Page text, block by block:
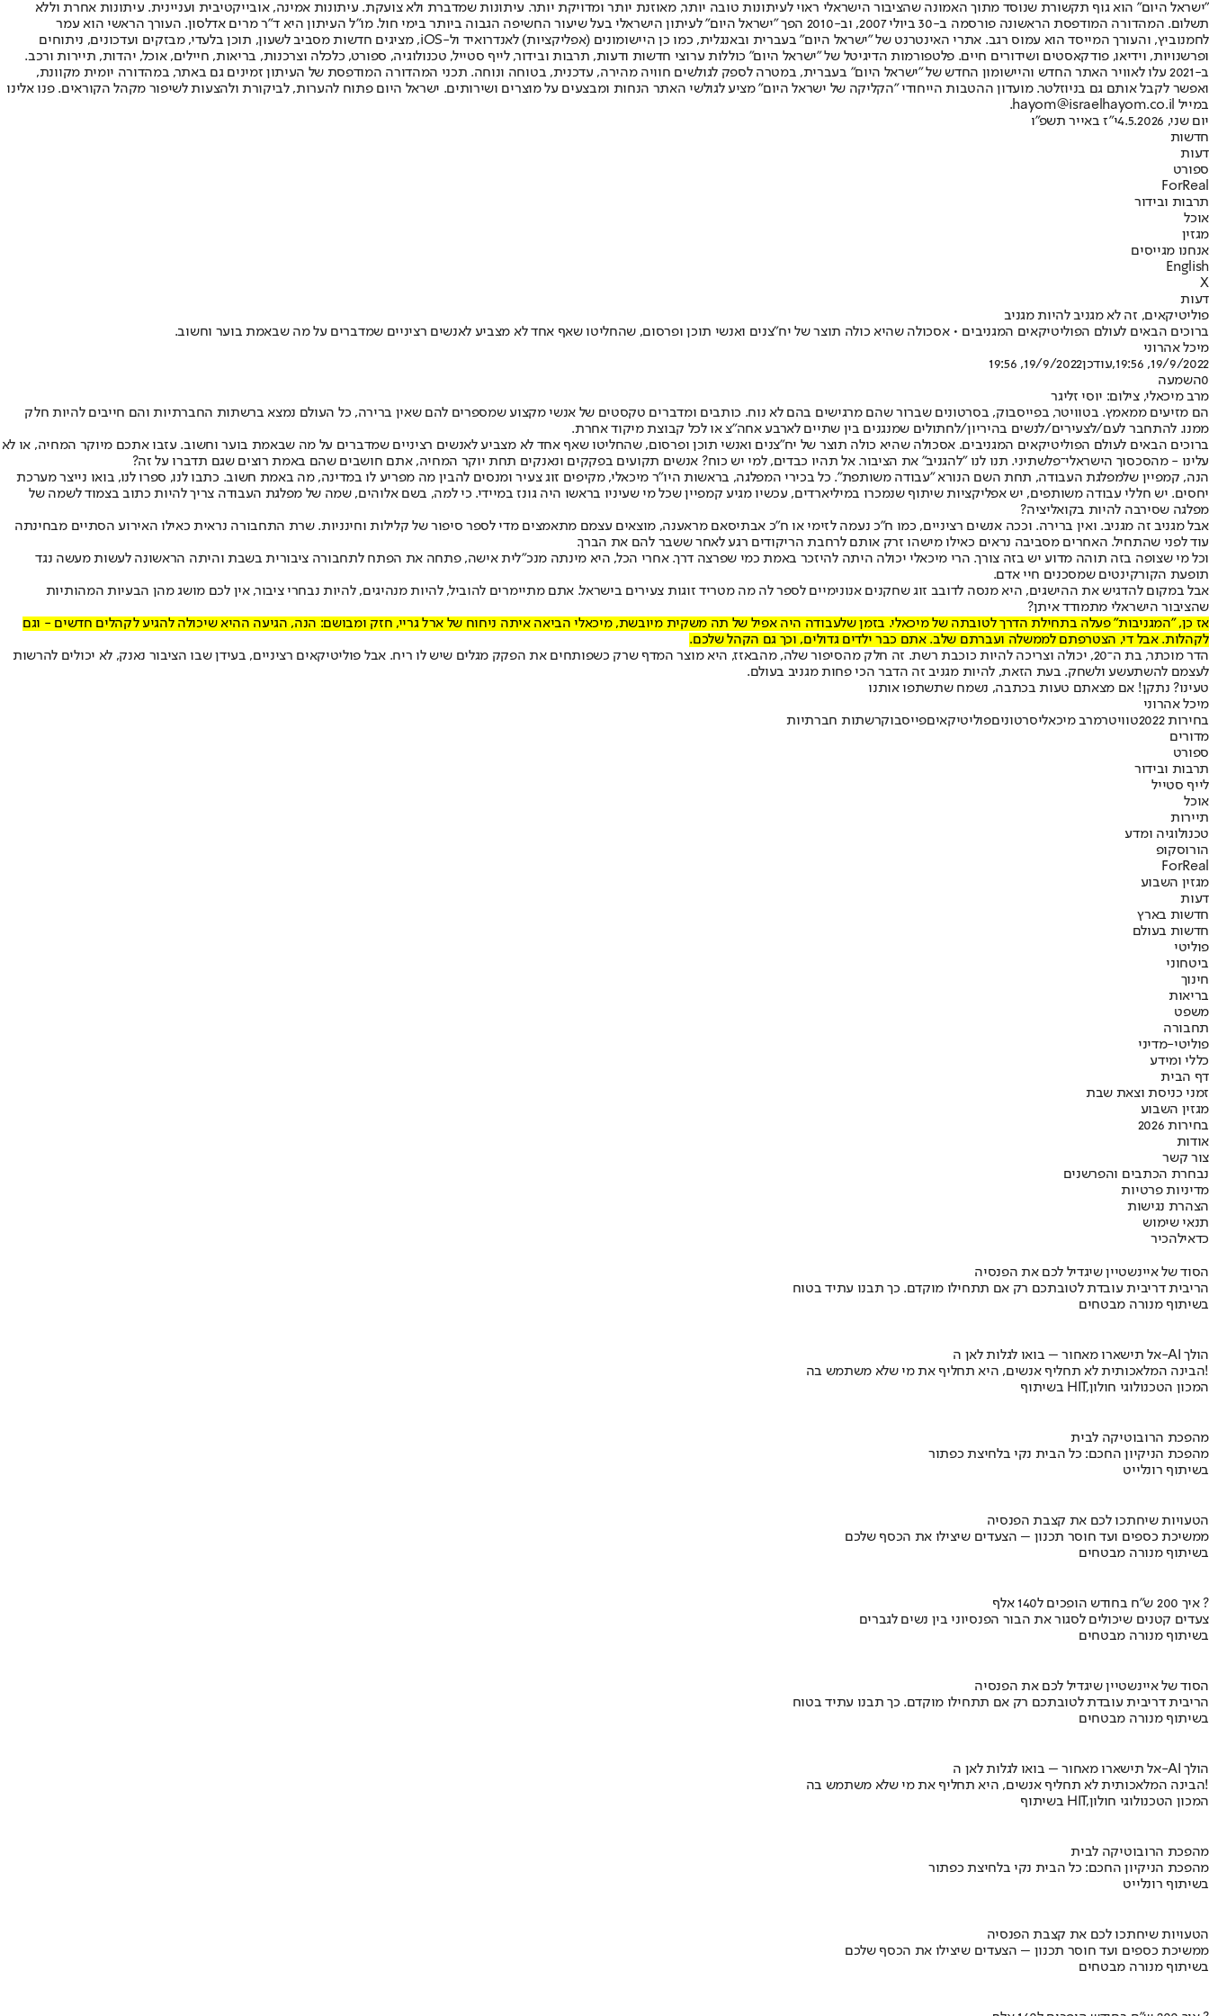
"ישראל היום" הוא גוף תקשורת שנוסד מתוך האמונה שהציבור הישראלי ראוי לעיתונות טובה יותר, מאוזנת יותר ומדויקת יותר. עיתונות שמדברת ולא צועקת. עיתונות אמינה, אובייקטיבית ועניינית. עיתונות אחרת וללא
תשלום. המהדורה המודפסת הראשונה פורסמה ב-30 ביולי 2007, וב-2010 הפך "ישראל היום" לעיתון הישראלי בעל שיעור החשיפה הגבוה ביותר בימי חול. מו"ל העיתון היא ד"ר מרים אדלסון. העורך הראשי הוא עמר
לחמנוביץ, והעורך המייסד הוא עמוס רגב. אתרי האינטרנט של "ישראל היום" בעברית ובאנגלית, כמו כן היישומונים (אפליקציות) לאנדרואיד ול-iOS, מציגים חדשות מסביב לשעון, תוכן בלעדי, מבזקים ועדכונים, ניתוחים
ופרשנויות, וידיאו, פודקאסטים ושידורים חיים. פלטפורמות הדיגיטל של "ישראל היום" כוללות ערוצי חדשות ודעות, תרבות ובידור, לייף סטייל, טכנולוגיה, ספורט, כלכלה וצרכנות, בריאות, חיילים, אוכל, יהדות, תיירות ורכב.
ב-2021 עלו לאוויר האתר החדש והיישומון החדש של "ישראל היום" בעברית, במטרה לספק לגולשים חוויה מהירה, עדכנית, בטוחה ונוחה. תכני המהדורה המודפסת של העיתון זמינים גם באתר, במהדורה יומית מקוונת,
ואפשר לקבל אותם גם בניוזלטר. מועדון ההטבות הייחודי "הקליקה של ישראל היום" מציע לגולשי האתר הנחות ומבצעים על מוצרים ושירותים. ישראל היום פתוח להערות, לביקורת ולהצעות לשיפור מקהל הקוראים. פנו אלינו
במייל hayom@israelhayom.co.il.
יום שני, 4.5.2026
י"ז באייר תשפ"ו
חדשות
דעות
ספורט
ForReal
תרבות ובידור
אוכל
מגזין
אנחנו מגייסים
English
X
דעות
פוליטיקאים, זה לא מגניב להיות מגניב
ברוכים הבאים לעולם הפוליטיקאים המגניבים • אסכולה שהיא כולה תוצר של יח"צנים ואנשי תוכן ופרסום, שהחליטו שאף אחד לא מצביע לאנשים רציניים שמדברים על מה שבאמת בוער וחשוב.
מיכל אהרוני
19/9/2022, 19:56
,עודכן19/9/2022, 19:56
0השמעה
מרב מיכאלי, צילום: יוסי זליגר
הם מזיעים ממאמץ. בטוויטר, בפייסבוק, בסרטונים שברור שהם מרגישים בהם לא נוח. כותבים ומדברים טקסטים של אנשי מקצוע שמספרים להם שאין ברירה, כל העולם נמצא ברשתות החברתיות והם חייבים להיות חלק
ממנו. להתחבר לעם/לצעירים/לנשים בהיריון/לחתולים שמנגנים בין שתיים לארבע אחה"צ או לכל קבוצת מיקוד אחרת.
ברוכים הבאים לעולם הפוליטיקאים המגניבים. אסכולה שהיא כולה תוצר של יח"צנים ואנשי תוכן ופרסום, שהחליטו שאף אחד לא מצביע לאנשים רציניים שמדברים על מה שבאמת בוער וחשוב. עזבו אתכם מיוקר המחיה, או לא
עלינו - מהסכסוך הישראלי־פלשתיני. תנו לנו "להגניב" את הציבור. אל תהיו כבדים, למי יש כוח? אנשים תקועים בפקקים ונאנקים תחת יוקר המחיה, אתם חושבים שהם באמת רוצים שגם תדברו על זה?
הנה, קמפיין שלמפלגת העבודה, תחת השם הנורא "עבודה משותפת". כל בכירי המפלגה, בראשות היו"ר מיכאלי, מקיפים זוג צעיר ומנסים להבין מה מפריע לו במדינה, מה באמת חשוב. כתבו לנו, ספרו לנו, בואו נייצר מערכת
יחסים. יש חללי עבודה משותפים, יש אפליקציות שיתוף שנמכרו במיליארדים, עכשיו מגיע קמפיין שכל מי שעיניו בראשו היה גונז במיידי. כי למה, בשם אלוהים, שמה של מפלגת העבודה צריך להיות כתוב בצמוד לשמה של
מפלגה שסירבה להיות בקואליציה?
אבל מגניב זה מגניב. ואין ברירה. וככה אנשים רציניים, כמו ח"כ נעמה לזימי או ח"כ אבתיסאם מראענה, מוצאים עצמם מתאמצים מדי לספר סיפור של קלילות וחינניות. שרת התחבורה נראית כאילו האירוע הסתיים מבחינתה
עוד לפני שהתחיל. האחרים מסביבה נראים כאילו מישהו זרק אותם לרחבת הריקודים רגע לאחר ששבר להם את הברך.
וכל מי שצופה בזה תוהה מדוע יש בזה צורך. הרי מיכאלי יכולה היתה להיזכר באמת כמי שפרצה דרך. אחרי הכל, היא מינתה מנכ"לית אישה, פתחה את הפתח לתחבורה ציבורית בשבת והיתה הראשונה לעשות מעשה נגד
תופעת הקורקינטים שמסכנים חיי אדם.
אבל במקום להדגיש את ההישגים, היא מנסה לדובב זוג שחקנים אנונימיים לספר לה מה מטריד זוגות צעירים בישראל. אתם מתיימרים להוביל, להיות מנהיגים, להיות נבחרי ציבור, אין לכם מושג מהן הבעיות המהותיות
שהציבור הישראלי מתמודד איתן?
אז כן, "המגניבות" פעלה בתחילת הדרך לטובתה של מיכאלי. בזמן שלעבודה היה אפיל של תה משקית מיובשת, מיכאלי הביאה איתה ניחוח של ארל גריי, חזק ומבושם: הנה, הגיעה ההיא שיכולה להגיע לקהלים חדשים - וגם
לקהלות. אבל די, הצטרפתם לממשלה ועברתם שלב. אתם כבר ילדים גדולים, וכך גם הקהל שלכם.
הדר מוכתר
, בת ה־20, יכולה וצריכה להיות כוכבת רשת. זה חלק מהסיפור שלה, מהבאזז, היא מוצר המדף שרק כשפותחים את הפקק מגלים שיש לו ריח. אבל פוליטיקאים רציניים, בעידן שבו הציבור נאנק, לא יכולים להרשות
לעצמם להשתעשע ולשחק. בעת הזאת, להיות מגניב זה הדבר הכי פחות מגניב בעולם.
טעינו? נתקן! אם מצאתם טעות בכתבה, נשמח שתשתפו אותנו
מיכל אהרוני
בחירות 2022
טוויטרמרב מיכאליסרטוניםפוליטיקאיםפייסבוקרשתות חברתיות
מדורים
ספורט
תרבות ובידור
לייף סטייל
אוכל
תיירות
טכנולוגיה ומדע
הורוסקופ
ForReal
מגזין השבוע
דעות
חדשות בארץ
חדשות בעולם
פוליטי
ביטחוני
חינוך
בריאות
משפט
תחבורה
פוליטי-מדיני
כללי ומידע
דף הבית
זמני כניסת וצאת שבת
מגזין השבוע
בחירות 2026
אודות
צור קשר
נבחרת הכתבים והפרשנים
מדיניות פרטיות
הצהרת נגישות
תנאי שימוש
כדאילהכיר
הסוד של איינשטיין שיגדיל לכם את הפנסיה
הריבית דריבית עובדת לטובתכם רק אם תתחילו מוקדם. כך תבנו עתיד בטוח
בשיתוף מנורה מבטחים
אל תישארו מאחור – בואו לגלות לאן ה-AI הולך
הבינה המלאכותית לא תחליף אנשים, היא תחליף את מי שלא משתמש בה!
בשיתוף HIT,המכון הטכנולוגי חולון
מהפכת הרובוטיקה לבית
מהפכת הניקיון החכם: כל הבית נקי בלחיצת כפתור
בשיתוף רונלייט
הטעויות שיחתכו לכם את קצבת הפנסיה
ממשיכת כספים ועד חוסר תכנון – הצעדים שיצילו את הכסף שלכם
בשיתוף מנורה מבטחים
איך 200 ש"ח בחודש הופכים ל140 אלף ?
צעדים קטנים שיכולים לסגור את הבור הפנסיוני בין נשים לגברים
בשיתוף מנורה מבטחים
הסוד של איינשטיין שיגדיל לכם את הפנסיה
הריבית דריבית עובדת לטובתכם רק אם תתחילו מוקדם. כך תבנו עתיד בטוח
בשיתוף מנורה מבטחים
אל תישארו מאחור – בואו לגלות לאן ה-AI הולך
הבינה המלאכותית לא תחליף אנשים, היא תחליף את מי שלא משתמש בה!
בשיתוף HIT,המכון הטכנולוגי חולון
מהפכת הרובוטיקה לבית
מהפכת הניקיון החכם: כל הבית נקי בלחיצת כפתור
בשיתוף רונלייט
הטעויות שיחתכו לכם את קצבת הפנסיה
ממשיכת כספים ועד חוסר תכנון – הצעדים שיצילו את הכסף שלכם
בשיתוף מנורה מבטחים